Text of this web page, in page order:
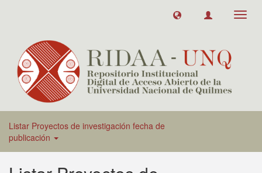
Listar Proyectos de investigación fecha de
publicación